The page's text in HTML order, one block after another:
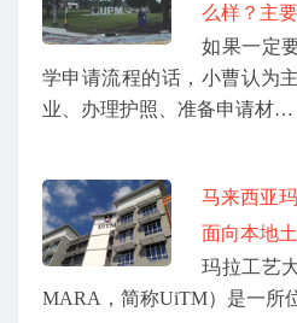
么样？主
如果一定
学申请流程的话，小曹认为
业、办理护照、准备申请材…
马来西亚
面向本地
玛拉工艺
MARA，简称UiTM）是一所